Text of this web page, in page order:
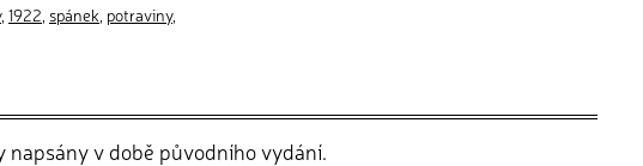
, 1922 spánek potraviny,
napsány v době původního vydání.